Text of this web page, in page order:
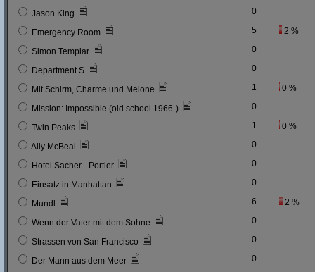
Jason King 0
Emergency Room 5 2 %
Simon Templar 0
Department S 0
Mit Schirm, Charme und Melone 1 0 %
Mission: Impossible (old school 1966-) 0
Twin Peaks 1 0 %
Ally McBeal 0
Hotel Sacher - Portier 0
Einsatz in Manhattan 0
Mundl 6 2 %
Wenn der Vater mit dem Sohne 0
Strassen von San Francisco 0
Der Mann aus dem Meer 0